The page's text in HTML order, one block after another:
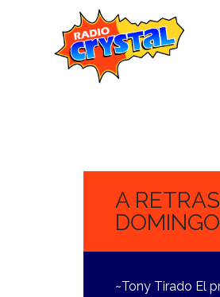
A
~Tony Tirado El